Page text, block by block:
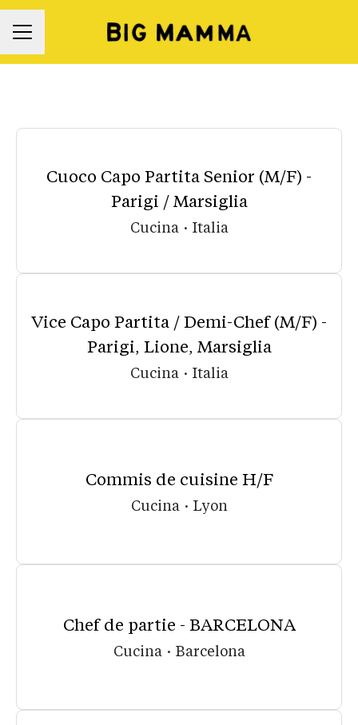
Menú de empleo
Cuoco Capo Partita Senior (M/F) -
Parigi / Marsiglia
Cucina · Italia
Vice Capo Partita / Demi-Chef (M/F) -
Parigi, Lione, Marsiglia
Cucina · Italia
Commis de cuisine H/F
Cucina · Lyon
Chef de partie - BARCELONA
Cucina · Barcelona